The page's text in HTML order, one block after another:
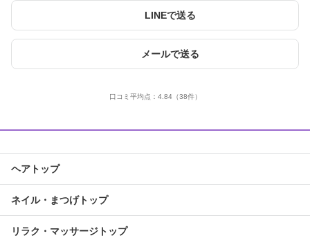
LINEで送る
メールで送る
口コミ平均点： 4.84（38件）
ヘアトップ
ネイル・まつげトップ
リラク・マッサージトップ